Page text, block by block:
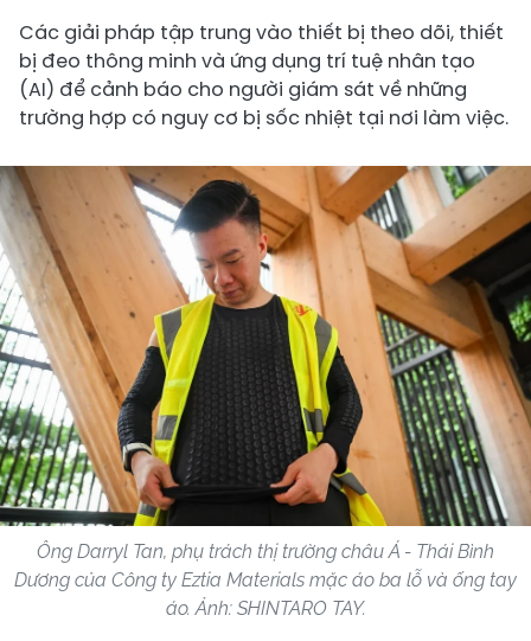
Các giải pháp tập trung vào thiết bị theo dõi, thiết
bị đeo thông minh và ứng dụng trí tuệ nhân tạo
(AI) để cảnh báo cho người giám sát về những
trường hợp có nguy cơ bị sốc nhiệt tại nơi làm việc.
Ông Darryl Tan, phụ trách thị trường châu Á - Thái Bình
Dương của Công ty Eztia Materials mặc áo ba lỗ và ống tay
áo. Ảnh: SHINTARO TAY.